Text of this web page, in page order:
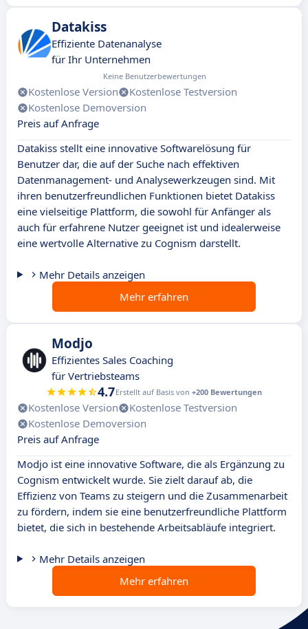
Datakiss
Effiziente Datenanalyse
für Ihr Unternehmen
Keine Benutzerbewertungen
Kostenlose Version
Kostenlose Testversion
Kostenlose Demoversion
Preis auf Anfrage
Datakiss stellt eine innovative Softwarelösung für
Benutzer dar, die auf der Suche nach effektiven
Datenmanagement- und Analysewerkzeugen sind. Mit
ihren benutzerfreundlichen Funktionen bietet Datakiss
eine vielseitige Plattform, die sowohl für Anfänger als
auch für erfahrene Nutzer geeignet ist und idealerweise
eine wertvolle Alternative zu Cognism darstellt.
Mehr Details anzeigen
Mehr erfahren
Modjo
Effizientes Sales Coaching
für Vertriebsteams
4.7Erstellt auf Basis von +200 Bewertungen
Kostenlose Version
Kostenlose Testversion
Kostenlose Demoversion
Preis auf Anfrage
Modjo ist eine innovative Software, die als Ergänzung zu
Cognism entwickelt wurde. Sie zielt darauf ab, die
Effizienz von Teams zu steigern und die Zusammenarbeit
zu fördern, indem sie eine benutzerfreundliche Plattform
bietet, die sich in bestehende Arbeitsabläufe integriert.
Mehr Details anzeigen
Mehr erfahren